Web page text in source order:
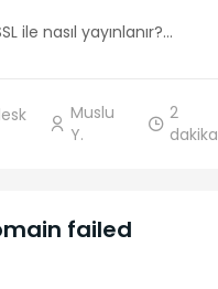
ile nasıl yayınlanır?...
Muslu
Y.
2
dakika
failed